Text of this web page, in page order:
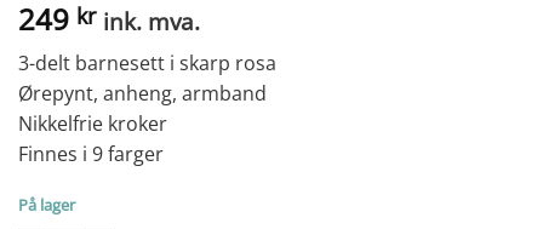
249 kr ink. mva.
3-delt barnesett i skarp rosa
Ørepynt, anheng, armband
Nikkelfrie kroker
Finnes i 9 farger
På lager